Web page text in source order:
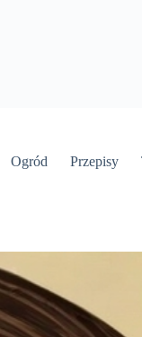
Ogród Przepisy